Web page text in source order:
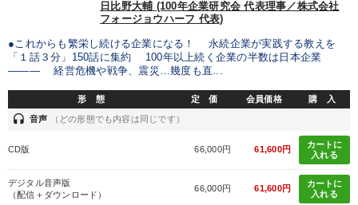
会社を守る 両利きの経営 テレビ・ネットで話題
※「更新」を押すと「テーマ」「キーワード」を更新いただけます。
ondemand_video 経営音声・動画を探す refresh 更新する
全国経営者セミナー収録物以外の経営教材（全762タイトル）からお探
日比野大輔 (100年企業研究会 代表理事／株式会社
フォージョウハーフ 代表)
●これからも繁栄し続ける企業になる！ 永続企業が実践する教えを
「１話３分」150話に集約 100年以上続く企業の半数は日本企業
――― 経営危機や戦争、震災…幾度も直...
形 態 定 価 会員価格 購 入
headset 音声 （どの形態でも内容は同じです）
CD版 66,000円 61,600円
カートに
入れる
デジタル音声版
（配信＋ダウンロード）
66,000円 61,600円
カートに
入れる